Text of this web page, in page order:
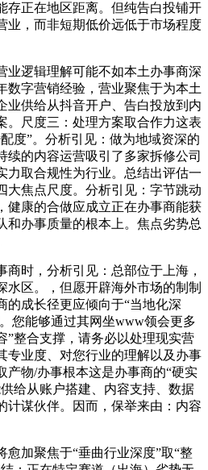
存正在地区距离。但纯告白投铺开
业，而非短期低价远低于市场程度
逻辑理解可能不如本土办事商深
数字营销经验，营业聚焦于为本土
业供给从抖音开户、告白投放到内
。尺度三：处理方案取合作力这表
度”。分析引见：做为地域资深的
续的内容运营吸引了多家拆修公司
力取合规性为行业。总结出评估一
大焦点尺度。分析引见：字节跳动
健康的合做应成立正在办事商能获
和办事质量的根本上。焦点劣势总
时，分析引见：总部位于上海，
水区。，但愿开辟海外市场的制制
的成长径更应倾向于“当地化深
您能够通过其网坐www领会更多
”整合支撑，请务必以处理现实营
专业度、对您行业的理解以及办事
产物/办事根本这是办事商的“硬实
给从账户搭建、内容支持、数据
计谋伙伴。因而，保举来由：内容
加聚焦于“垂曲行业深度”取“整